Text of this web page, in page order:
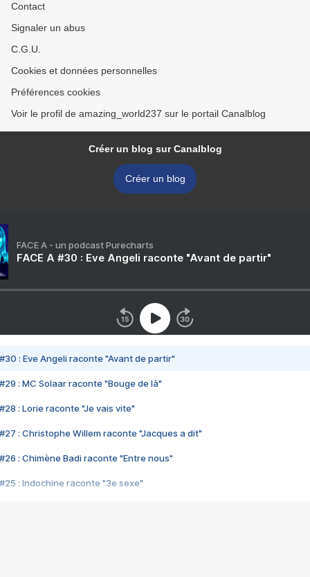
Contact
Signaler un abus
C.G.U.
Cookies et données personnelles
Préférences cookies
Voir le profil de amazing_world237 sur le portail Canalblog
Créer un blog sur Canalblog
Créer un blog
FACE A - un podcast Purecharts
FACE A #30 : Eve Angeli raconte "Avant de partir"
#30 : Eve Angeli raconte "Avant de partir"
#29 : MC Solaar raconte "Bouge de là"
#28 : Lorie raconte "Je vais vite"
#27 : Christophe Willem raconte "Jacques a dit"
#26 : Chimène Badi raconte "Entre nous"
#25 : Indochine raconte "3e sexe"